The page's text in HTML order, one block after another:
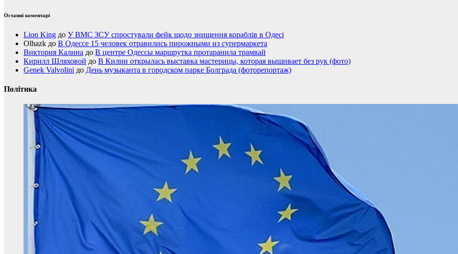
Останні коментарі
Lion King до У ВМС ЗСУ спростували фейк щодо знищення кораблів в Одесі
Olhazk до В Одессе 15 человек отравились пирожными из супермаркета
Виктория Калина до В центре Одессы маршрутка протаранила трамвай
Кирилл Шляховой до В Килии открылась выставка мастерицы, которая вышивает без рук (фото)
Genek Valvolini до День музыканта в городском парке Болграда (фоторепортаж)
Політика